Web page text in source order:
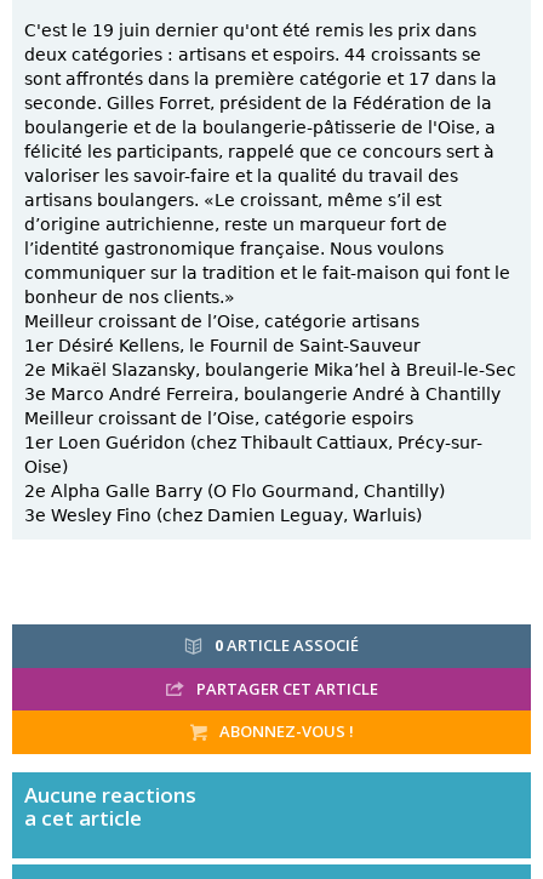
C'est le 19 juin dernier qu'ont été remis les prix dans
deux catégories : artisans et espoirs. 44 croissants se
sont affrontés dans la première catégorie et 17 dans la
seconde. Gilles Forret, président de la Fédération de la
boulangerie et de la boulangerie-pâtisserie de l'Oise, a
félicité les participants, rappelé que ce concours sert à
valoriser les savoir-faire et la qualité du travail des
artisans boulangers. «Le croissant, même s’il est
d’origine autrichienne, reste un marqueur fort de
l’identité gastronomique française. Nous voulons
communiquer sur la tradition et le fait-maison qui font le
bonheur de nos clients.»
Meilleur croissant de l’Oise, catégorie artisans
1er Désiré Kellens, le Fournil de Saint-Sauveur
2e Mikaël Slazansky, boulangerie Mika’hel à Breuil-le-Sec
3e Marco André Ferreira, boulangerie André à Chantilly
Meilleur croissant de l’Oise, catégorie espoirs
1er Loen Guéridon (chez Thibault Cattiaux, Précy-sur-
Oise)
2e Alpha Galle Barry (O Flo Gourmand, Chantilly)
3e Wesley Fino (chez Damien Leguay, Warluis)
0ARTICLE ASSOCIÉ
PARTAGER CET ARTICLE
ABONNEZ-VOUS !
Aucune reactions
a cet article